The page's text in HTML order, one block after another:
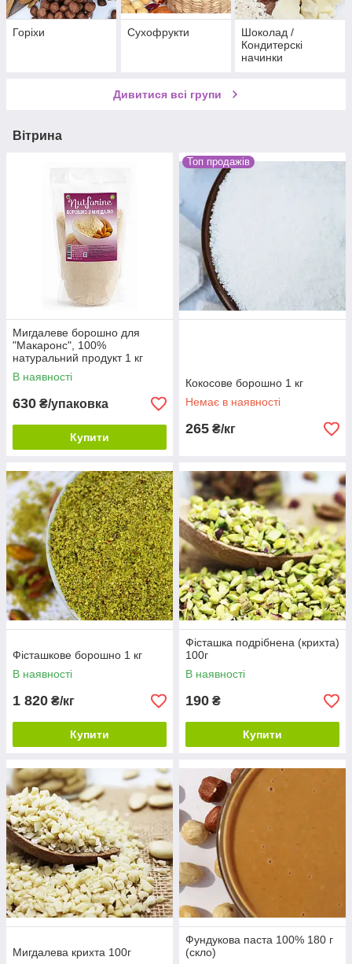
Горіхи Сухофрукти
Шоколад /
Кондитерскі
начинки
Дивитися всі групи
Вітрина
Мигдалеве борошно для
"Макаронс", 100%
натуральний продукт 1 кг
В наявності
630 ₴/упаковка
Купити
Топ продажів
Кокосове борошно 1 кг
Немає в наявності
265 ₴/кг
Фісташкове борошно 1 кг
В наявності
1 820 ₴/кг
Купити
Фісташка подрібнена (крихта)
100г
В наявності
190 ₴
Купити
Мигдалева крихта 100г
Фундукова паста 100% 180 г
(скло)